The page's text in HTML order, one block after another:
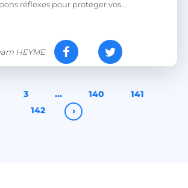
réflexes pour protéger vos...
HEYME
3 … 140
141
142
›
worldpass.heyme.care
LinkedIn Corporation
.linkedin.com